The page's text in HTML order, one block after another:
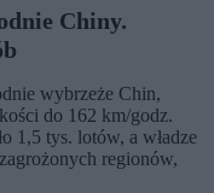
Chiny.
wybrzeże Chin,
do 162 km/godz.
1,5 tys. lotów, a władze
regionów,